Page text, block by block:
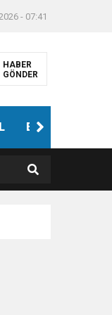
- 07:41
HABER
GÖNDER
EĞİTİM